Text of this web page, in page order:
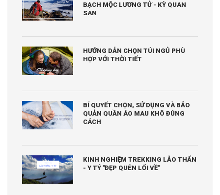
BẠCH MỘC LƯƠNG TỬ - KỲ QUAN
SAN
HƯỚNG DẪN CHỌN TÚI NGỦ PHÙ
HỢP VỚI THỜI TIẾT
BÍ QUYẾT CHỌN, SỬ DỤNG VÀ BẢO
QUẢN QUẦN ÁO MAU KHÔ ĐÚNG
CÁCH
KINH NGHIỆM TREKKING LẢO THẨN
- Y TÝ "ĐẸP QUÊN LỐI VỀ"